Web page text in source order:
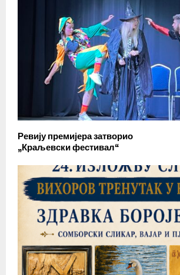
Ревију премијера затворио
„Краљевски фестивал“